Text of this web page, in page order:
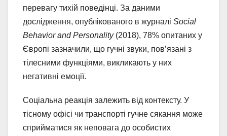
перевагу тихій поведінці. За даними
дослідження, опублікованого в журналі Social
Behavior and Personality(2018), 78% опитаних у
Європі зазначили, що гучні звуки, пов’язані з
тілесними функціями, викликають у них
негативні емоції.
Соціальна реакція залежить від контексту. У
тісному офісі чи транспорті гучне сякання може
сприйматися як неповага до особистих